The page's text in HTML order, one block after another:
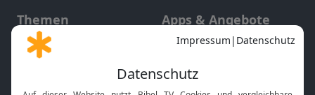
Themen
Gott und Bibel erklärt
Apps & Angebote
Mobile App